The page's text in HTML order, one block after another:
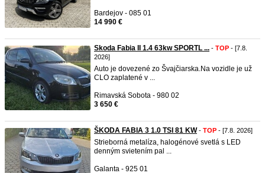
Bardejov - 085 01
14 990 €
Skoda Fabia II 1.4 63kw SPORTL ... - TOP - [7.8.
2026]
Auto je dovezené zo Švajčiarska.Na vozidle je už
CLO zaplatené v ...
Rimavská Sobota - 980 02
3 650 €
ŠKODA FABIA 3 1.0 TSI 81 KW- TOP - [7.8. 2026]
Strieborná metalíza, halogénové svetlá s LED
denným svietením pal ...
Galanta - 925 01